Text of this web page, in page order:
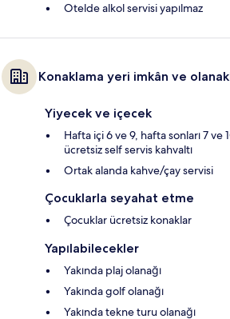
Otelde alkol servisi yapılmaz
Konaklama yeri imkân ve
Yiyecek ve içecek
Hafta içi 6 ve 9, hafta sonları 7 ve
ücretsiz self servis kahvaltı
Ortak alanda kahve/çay servisi
Çocuklarla seyahat etme
Çocuklar ücretsiz konaklar
Yapılabilecekler
Yakında plaj olanağı
Yakında golf olanağı
Yakında tekne turu olanağı